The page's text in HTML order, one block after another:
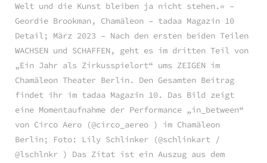
Welt und die Kunst bleiben ja nicht stehen.« –
Geordie Brookman, Chamäleon – tadaa Magazin 10
Detail; März 2023 – Nach den ersten beiden Teilen
WACHSEN und SCHAFFEN, geht es im dritten Teil von
„Ein Jahr als Zirkusspielort“ ums ZEIGEN im
Chamäleon Theater Berlin. Den Gesamten Beitrag
findet ihr im tadaa Magazin 10. Das Bild zeigt
eine Momentaufnahme der Performance „in_between“
von Circo Aero (@circo_aereo ) im Chamäleon
Berlin; Foto: Lily Schlinker (@schlinkart /
@lschlnkr ) Das Zitat ist ein Auszug aus dem